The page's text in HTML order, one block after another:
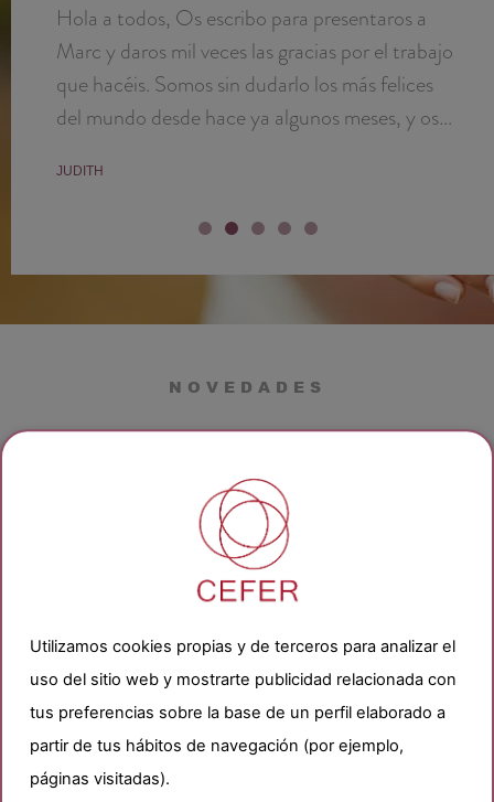
Hola a todos, Os escribo para presentaros a
Marc y daros mil veces las gracias por el trabajo
que hacéis. Somos sin dudarlo los más felices
del mundo desde hace ya algunos meses, y os
gran prematuro (24 semanas!) pero esta ya
totalmente en forma y en casa. No sabría
gratitud. De corazón, gracias a todos,
JUDITH
NOVEDADES
nuestro instituto
pensadaspara ti
Utilizamos cookies propias y de terceros para analizar el
uso del sitio web y mostrarte publicidad relacionada con
tus preferencias sobre la base de un perfil elaborado a
partir de tus hábitos de navegación (por ejemplo,
páginas visitadas).